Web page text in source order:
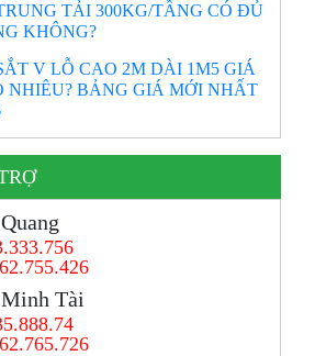
TẢI 300KG/TẦNG CÓ ĐỦ
KHÔNG?
V LỖ CAO 2M DÀI 1M5 GIÁ
NHIÊU? BẢNG GIÁ MỚI NHẤT
Tài